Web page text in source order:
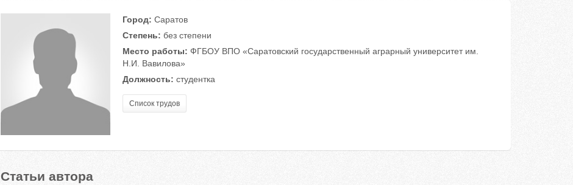
Город: Саратов
Степень: без степени
Место работы: ФГБОУ ВПО «Саратовский государственный аграрный университет им.
Н.И. Вавилова»
Должность: студентка
Список трудов
Статьи автора